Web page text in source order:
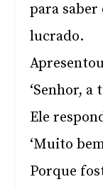
para
lucrado.
‘Senhor, a
Ele
‘Muito
Porque